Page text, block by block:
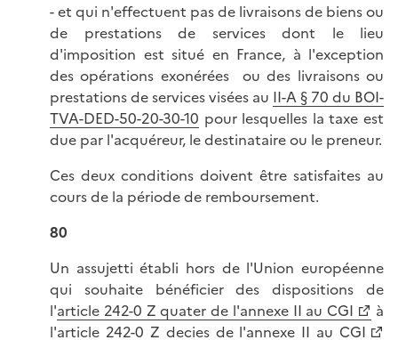
- et qui n'effectuent pas de livraisons de biens ou
de prestations de services dont le lieu
d'imposition est situé en France, à l'exception
des opérations exonérées ou des livraisons ou
prestations de services visées au II-A § 70 du BOI-
TVA-DED-50-20-30-10 pour lesquelles la taxe est
due par l'acquéreur, le destinataire ou le preneur.
Ces deux conditions doivent être satisfaites au
cours de la période de remboursement.
80
Un assujetti établi hors de l'Union européenne
qui souhaite bénéficier des dispositions de
l'article 242-0 Z quater de l'annexe II au CGI
à
l'article 242-0 Z decies de l'annexe II au CGI